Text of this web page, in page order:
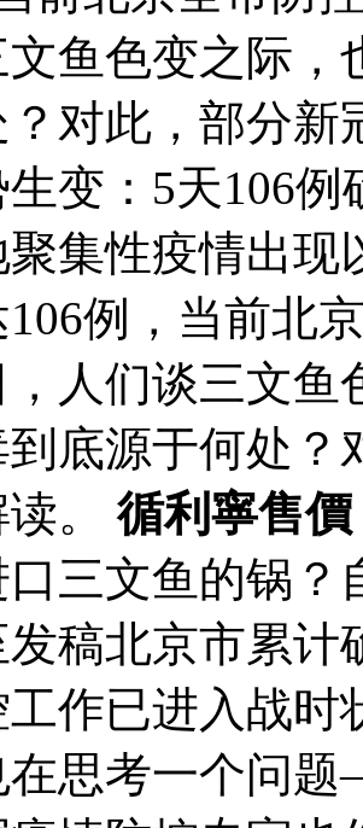
文鱼色变之际
对此，部分新
变：5天106
集性疫情出现
例，当前北
人们谈三文
底源于何处？
读。循利寧售價
三文鱼的锅？
稿北京市累计
作已进入战时
在思考一个问